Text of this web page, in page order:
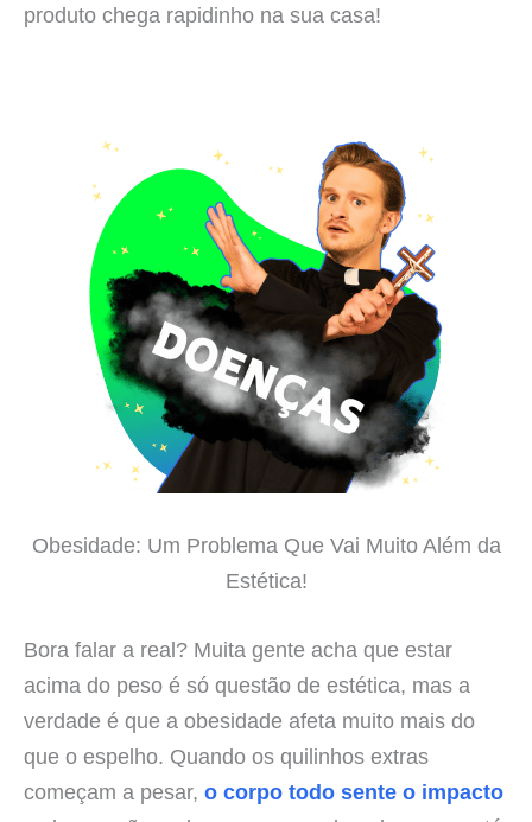
produto chega rapidinho na sua casa!
Obesidade: Um Problema Que Vai Muito Além da
Estética!
Bora falar a real? Muita gente acha que estar
acima do peso é só questão de estética, mas a
verdade é que a obesidade afeta muito mais do
que o espelho. Quando os quilinhos extras
começam a pesar, o corpo todo sente o impacto